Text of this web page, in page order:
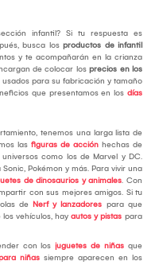
infantil? Si tu respuesta es
busca los productos de infantil
y te acompañarán en la crianza
de colocar los precios en los
para su fabricación y tamaño
que presentamos en los días
tenemos una larga lista de
las figuras de acción hechas de
como los de Marvel y DC.
Pokémon y más. Para vivir una
de dinosaurios y animales. Con
con sus mejores amigos. Si tu
de Nerf y lanzadores para que
vehículos, hay autos y pistas para
con los juguetes de niñas que
niñas siempre aparecen en los